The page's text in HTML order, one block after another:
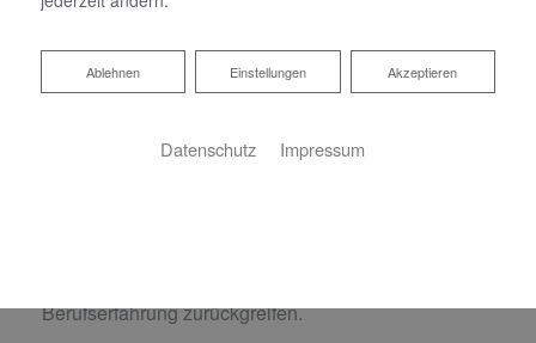
Über Uns
Gegründet wurde unser Meister- und
Im Jahr 2008 ging er in den wohlverdienten
Berufserfahrung zurückgreifen.
Akzeptieren
Einstellungen
Ablehnen
Ablehnen
Datenschutz Impressum